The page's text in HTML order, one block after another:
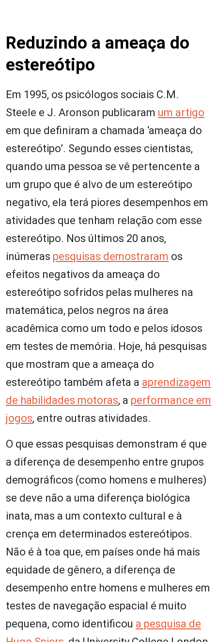
Reduzindo a ameaça do
estereótipo
Em 1995, os psicólogos sociais C.M.
Steele e J. Aronson publicaram um artigo
em que definiram a chamada ‘ameaça do
estereótipo’. Segundo esses cientistas,
quando uma pessoa se vê pertencente a
um grupo que é alvo de um estereótipo
negativo, ela terá piores desempenhos em
atividades que tenham relação com esse
estereótipo. Nos últimos 20 anos,
inúmeras pesquisas demostraram os
efeitos negativos da ameaça do
estereótipo sofridos pelas mulheres na
matemática, pelos negros na área
acadêmica como um todo e pelos idosos
em testes de memória. Hoje, há pesquisas
que mostram que a ameaça do
estereótipo também afeta a aprendizagem
de habilidades motoras, a performance em
jogos, entre outras atividades.
O que essas pesquisas demonstram é que
a diferença de desempenho entre grupos
demográficos (como homens e mulheres)
se deve não a uma diferença biológica
inata, mas a um contexto cultural e à
crença em determinados estereótipos.
Não é à toa que, em países onde há mais
equidade de gênero, a diferença de
desempenho entre homens e mulheres em
testes de navegação espacial é muito
pequena, como identificou a pesquisa de